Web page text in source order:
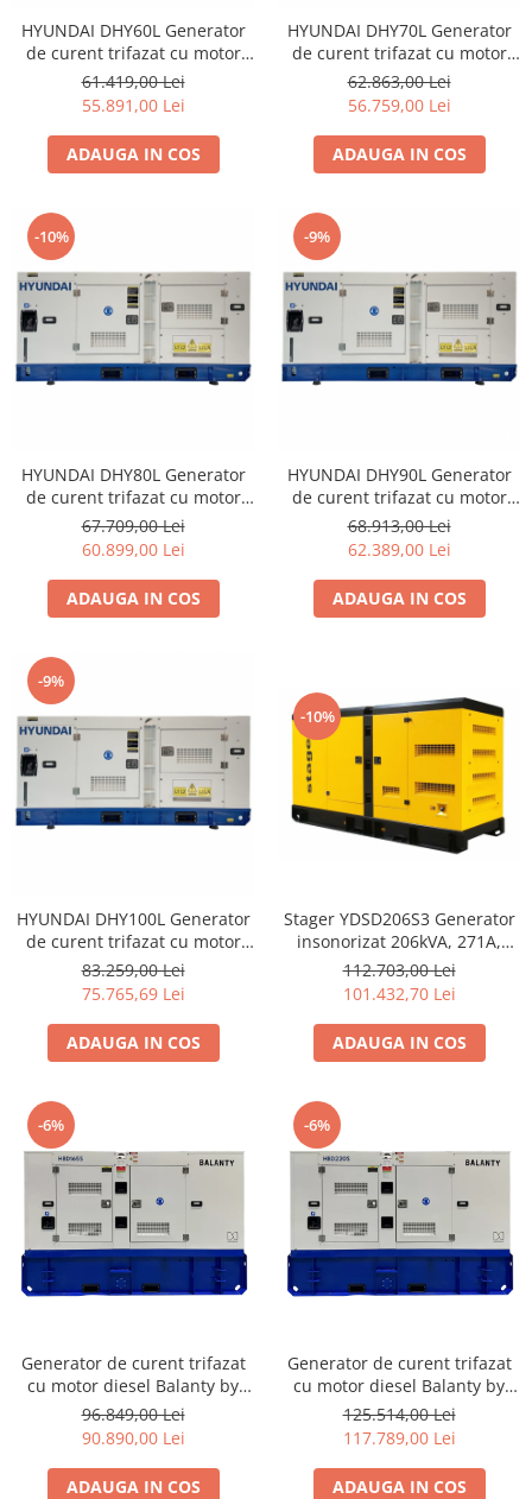
Pompe de beton
HYUNDAI DHY60L Generator
de curent trifazat cu motor
diesel
61.419,00 Lei
55.891,00 Lei
ADAUGA IN COS
HYUNDAI DHY70L Generator
de curent trifazat cu motor
diesel
62.863,00 Lei
56.759,00 Lei
ADAUGA IN COS
-10%
HYUNDAI DHY80L Generator
de curent trifazat cu motor
diesel
67.709,00 Lei
60.899,00 Lei
ADAUGA IN COS
-9%
HYUNDAI DHY90L Generator
de curent trifazat cu motor
diesel
68.913,00 Lei
62.389,00 Lei
ADAUGA IN COS
-9%
HYUNDAI DHY100L Generator
de curent trifazat cu motor
diesel
83.259,00 Lei
75.765,69 Lei
ADAUGA IN COS
-10%
Stager YDSD206S3 Generator
insonorizat 206kVA, 271A,
1500rpm, trifazat, diesel
112.703,00 Lei
101.432,70 Lei
ADAUGA IN COS
-6%
Generator de curent trifazat
cu motor diesel Balanty by
Hyundai HBD165S, 132 kW
96.849,00 Lei
90.890,00 Lei
ADAUGA IN COS
-6%
Generator de curent trifazat
cu motor diesel Balanty by
Hyundai HBD220S, 176 kW
125.514,00 Lei
117.789,00 Lei
ADAUGA IN COS